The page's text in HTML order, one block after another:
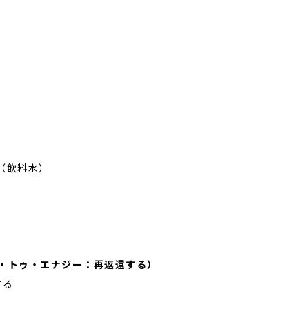
料水）
ゥ・エナジー：再返還する）